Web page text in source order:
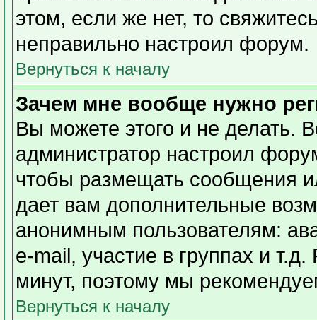
этом, если же нет, то
неправильно настроил форум.
Вернуться к началу
Зачем мне вообще нужно
Вы можете этого и не делать.
администратор настроил
чтобы размещать сообщения
дает вам дополнительные
анонимным пользователям:
e-mail, участие в группах и
минут, поэтому мы
Вернуться к началу